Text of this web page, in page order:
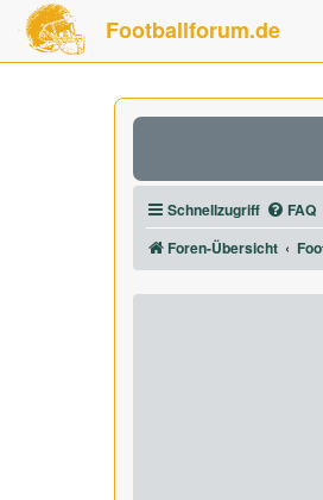
Footballforum.de
Schnellzugriff FAQ
Foren-Übersicht